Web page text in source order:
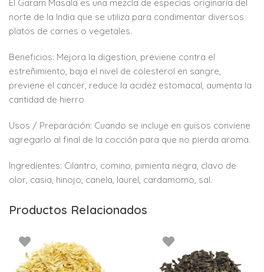
El Garam Masala es una mezcla de especias originaria del
norte de la India que se utiliza para condimentar diversos
platos de carnes o vegetales.
Beneficios: Mejora la digestion, previene contra el
estreñimiento, baja el nivel de colesterol en sangre,
previene el cancer, reduce la acidez estomacal, aumenta la
cantidad de hierro
Usos / Preparación: Cuando se incluye en guisos conviene
agregarlo al final de la cocción para que no pierda aroma.
Ingredientes: Cilantro, comino, pimienta negra, clavo de
olor, casia, hinojo, canela, laurel, cardamomo, sal.
Productos Relacionados